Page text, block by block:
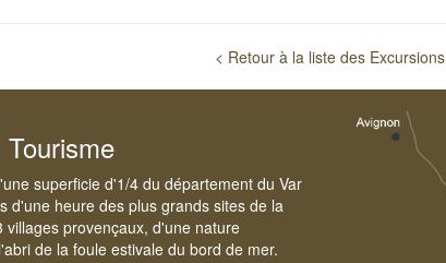
< Retour à la liste des Excursions
superficie d'1/4 du département du Var
d'une heure des plus grands sites de la
villages provençaux, d'une nature
de la foule estivale du bord de mer.